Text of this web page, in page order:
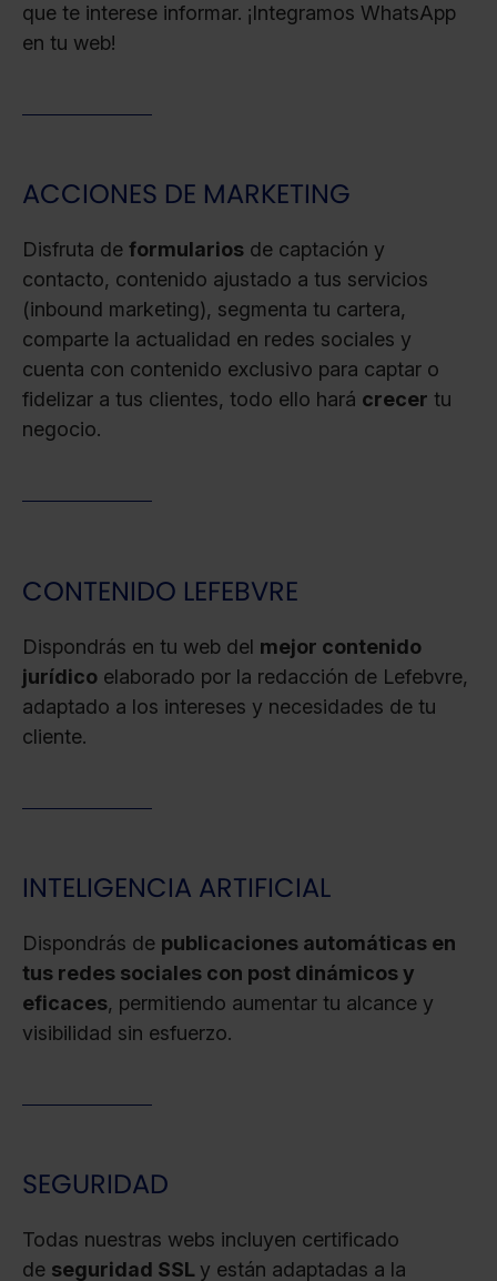
que te interese informar. ¡Integramos WhatsApp
en tu web!
ACCIONES DE MARKETING
Disfruta de formularios de captación y
contacto, contenido ajustado a tus servicios
(inbound marketing), segmenta tu cartera,
comparte la actualidad en redes sociales y
cuenta con contenido exclusivo para captar o
fidelizar a tus clientes, todo ello hará crecer tu
negocio.
CONTENIDO LEFEBVRE
Dispondrás en tu web del mejor contenido
jurídico elaborado por la redacción de Lefebvre,
adaptado a los intereses y necesidades de tu
cliente.
INTELIGENCIA ARTIFICIAL
Dispondrás de publicaciones automáticas en
tus redes sociales con post dinámicos y
eficaces, permitiendo aumentar tu alcance y
visibilidad sin esfuerzo.
SEGURIDAD
Todas nuestras webs incluyen certificado
de seguridad SSL y están adaptadas a la